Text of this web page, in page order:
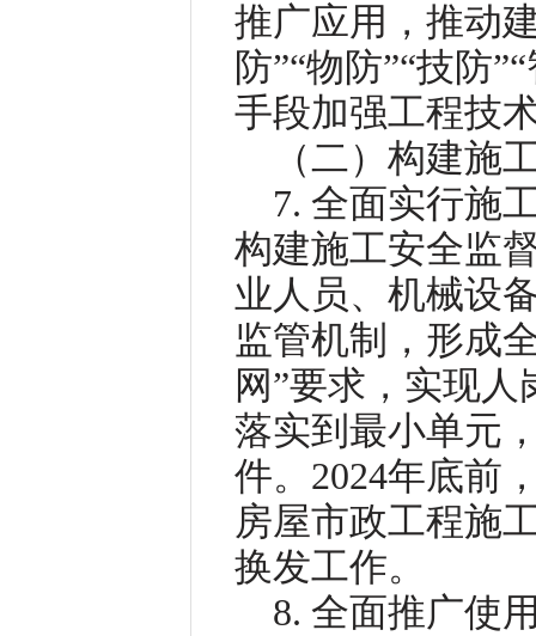
推广应用，推动
防”“物防”“技防
手段加强工程技
（二）构建施
7. 全面实行施
构建施工安全监
业人员、机械设
监管机制，形成
网”要求，实现
落实到最小单元
件。2024年底前
房屋市政工程施
换发工作。
8. 全面推广使